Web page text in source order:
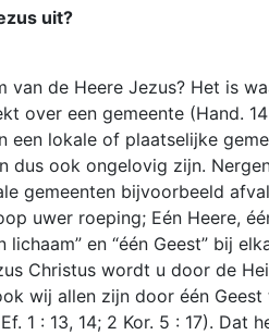
uit?
van de Heere Jezus? Het is
over een gemeente (Hand.
een lokale of plaatselijke
ook ongelovig zijn.
gemeenten bijvoorbeeld
uwer roeping; Eén Heere,
lichaam” en “één Geest” bij
Christus wordt u door de
wij allen zijn door één
1 : 13, 14; 2 Kor. 5 : 17).